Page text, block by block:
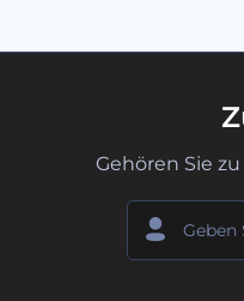
Gehören Sie